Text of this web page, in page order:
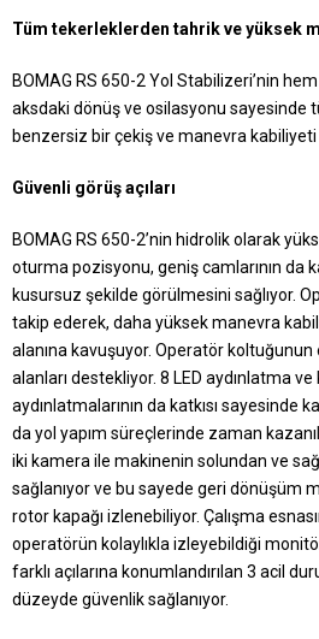
Tüm tekerleklerden tahrik ve yüksek
BOMAG RS 650-2 Yol Stabilizeri’nin
aksdaki dönüş ve osilasyonu sayesinde
benzersiz bir çekiş ve manevra kabiliyeti
Güvenli görüş açıları
BOMAG RS 650-2’nin hidrolik olarak
oturma pozisyonu, geniş camlarının da
kusursuz şekilde görülmesini sağlıyor.
takip ederek, daha yüksek manevra
alanına kavuşuyor. Operatör
alanları destekliyor. 8 LED aydınlatma
aydınlatmalarının da katkısı sayesinde
da yol yapım süreçlerinde zaman
iki kamera ile makinenin solundan ve
sağlanıyor ve bu sayede geri dönüşüm
rotor kapağı izlenebiliyor. Çalışma
operatörün kolaylıkla izleyebildiği
farklı açılarına konumlandırılan 3 acil
düzeyde güvenlik sağlanıyor.